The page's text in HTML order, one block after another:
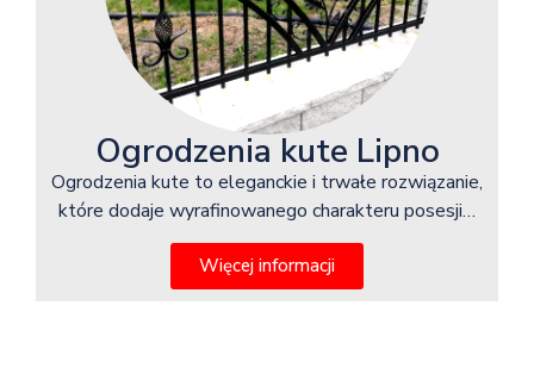
Ogrodzenia kute Lipno
Ogrodzenia kute to eleganckie i trwałe rozwiązanie,
które dodaje wyrafinowanego charakteru posesji…
Więcej informacji